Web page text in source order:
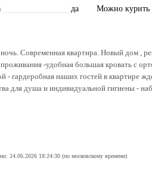
да Можно курить
Современная квартира. Новый дом ,
-удобная большая кровать с
- гардеробная наших гостей в квартире
для душа и индивидуальной гигиены -
24.06.2026 18:24:30 (по московскому времени)